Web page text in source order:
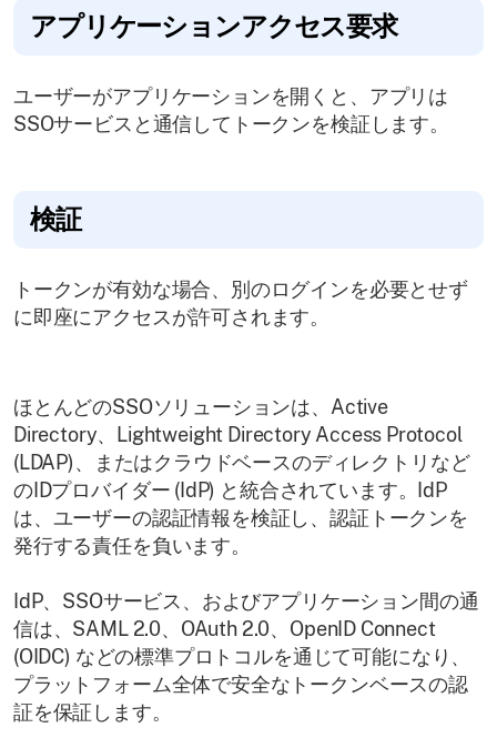
アプリケーションアクセス要求
ユーザーがアプリケーションを開くと、アプリは
SSOサービスと通信してトークンを検証します。
検証
トークンが有効な場合、別のログインを必要とせず
に即座にアクセスが許可されます。
ほとんどのSSOソリューションは、Active
Directory、Lightweight Directory Access Protocol
(LDAP)、またはクラウドベースのディレクトリなど
のIDプロバイダー (IdP) と統合されています。IdP
は、ユーザーの認証情報を検証し、認証トークンを
発行する責任を負います。
IdP、SSOサービス、およびアプリケーション間の通
信は、SAML 2.0、OAuth 2.0、OpenID Connect
(OIDC) などの標準プロトコルを通じて可能になり、
プラットフォーム全体で安全なトークンベースの認
証を保証します。